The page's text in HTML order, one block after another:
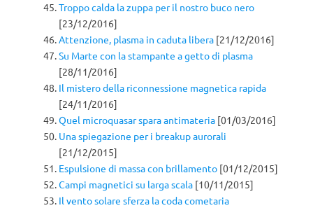
Troppo calda la zuppa per il nostro buco nero
[23/12/2016]
Attenzione, plasma in caduta libera [21/12/2016]
Su Marte con la stampante a getto di plasma
[28/11/2016]
Il mistero della riconnessione magnetica rapida
[24/11/2016]
Quel microquasar spara antimateria [01/03/2016]
Una spiegazione per i breakup aurorali
[21/12/2015]
Espulsione di massa con brillamento [01/12/2015]
Campi magnetici su larga scala [10/11/2015]
Il vento solare sferza la coda cometaria